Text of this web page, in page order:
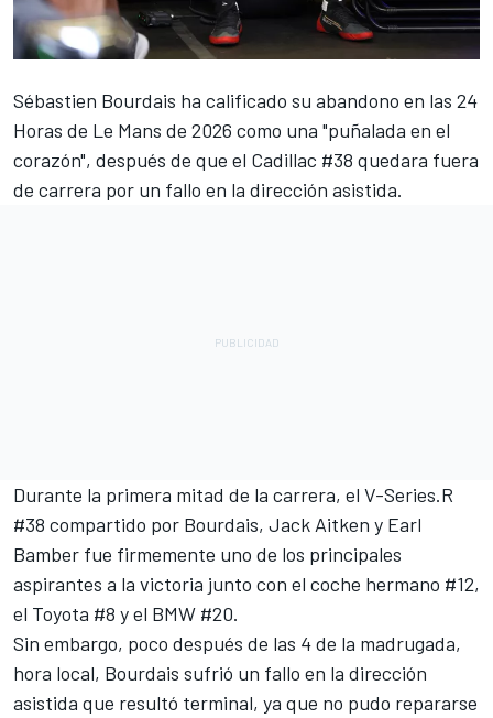
Sébastien Bourdais ha calificado su abandono en las 24
Horas de Le Mans de 2026 como una "puñalada en el
corazón", después de que el Cadillac #38 quedara fuera
de carrera por un fallo en la dirección asistida.
Durante la primera mitad de la carrera, el V-Series.R
#38 compartido por Bourdais, Jack Aitken y Earl
Bamber fue firmemente uno de los principales
aspirantes a la victoria junto con el coche hermano #12,
el Toyota #8 y el BMW #20.
Sin embargo, poco después de las 4 de la madrugada,
hora local, Bourdais sufrió un fallo en la dirección
asistida que resultó terminal, ya que no pudo repararse